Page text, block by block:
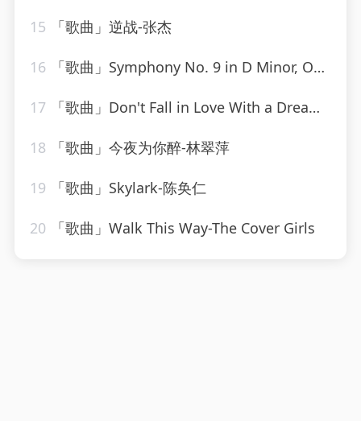
15 「歌曲」逆战-张杰
16 「歌曲」Symphony No. 9 in D Minor, Op. 125 Choral II. Molto vivace
17 「歌曲」Don't Fall in Love With a Dreamer-Countdown Chartbusters
18 「歌曲」今夜为你醉-林翠萍
19 「歌曲」Skylark-陈奂仁
20 「歌曲」Walk This Way-The Cover Girls